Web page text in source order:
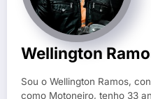
Wellington
Sou o Wellington Ramos,
como Motoneiro, tenho 33